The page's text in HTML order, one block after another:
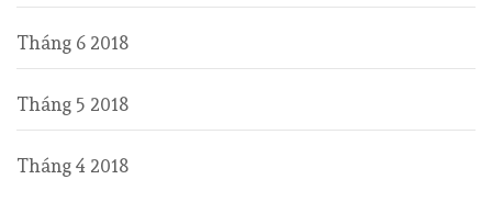
Tháng 6 2018
Tháng 5 2018
Tháng 4 2018